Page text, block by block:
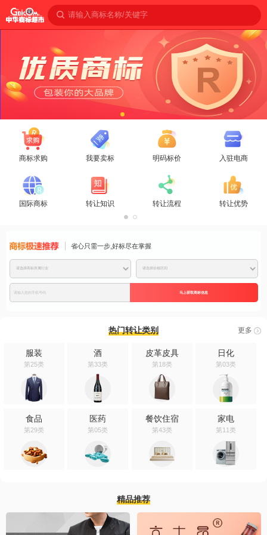
请输入商标名称/关键字
商标求购 我要卖标 明码标价 入驻电商
国际商标 转让知识 转让流程 转让优势
省心只需一步,好标尽在掌握
商标免费推
马上获取商标信息
更多
热门转让类别
服装
第25类
酒
第33类
皮革皮具
第18类
日化
第03类
食品
第29类
医药
第05类
餐饮住宿
第43类
家电
第11类
精品推荐